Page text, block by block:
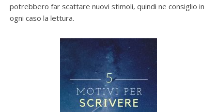
potrebbero far scattare nuovi stimoli, quindi ne consiglio in
ogni caso la lettura.